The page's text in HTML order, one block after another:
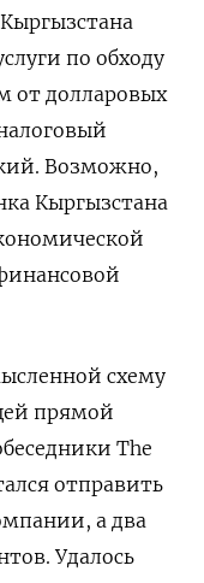
по обходу
от долларовых
Возможно,
Кыргызстана
схему
прямой
The
отправить
а два
Удалось